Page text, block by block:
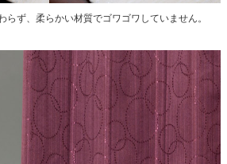
らず、柔らかい材質でゴワゴワしていません。